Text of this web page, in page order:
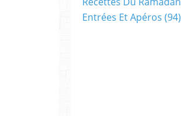
Entrées Et Apéros (94)